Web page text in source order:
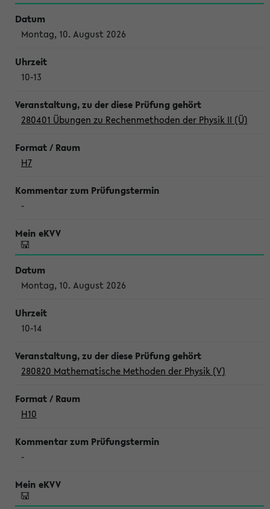
Montag, 10. August 2026
10-13
280401 Übungen zu Rechenmethoden der Physik II (Ü)
H7
-
Montag, 10. August 2026
10-14
280820 Mathematische Methoden der Physik (V)
H10
-